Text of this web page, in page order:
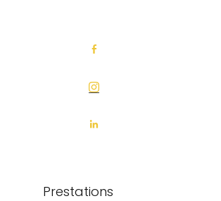
Prestations